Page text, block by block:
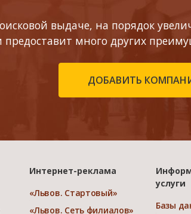
выдаче, на порядок
предоставит много других
ДОБАВИТЬ
Интернет-реклама
«Львов. Стартовый»
«Львов. Сеть филиалов»
услуги
Базы